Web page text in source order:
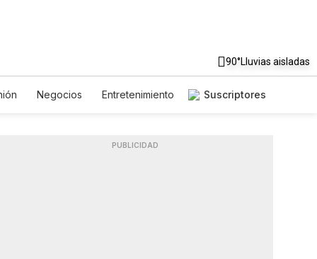
90°Lluvias aisladas
Negocios
Entretenimiento
Suscriptores
PUBLICIDAD